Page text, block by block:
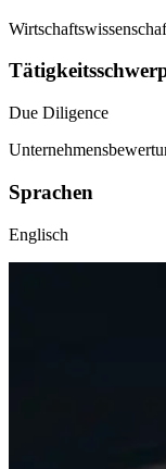
Due Diligence
Sprachen
Englisch